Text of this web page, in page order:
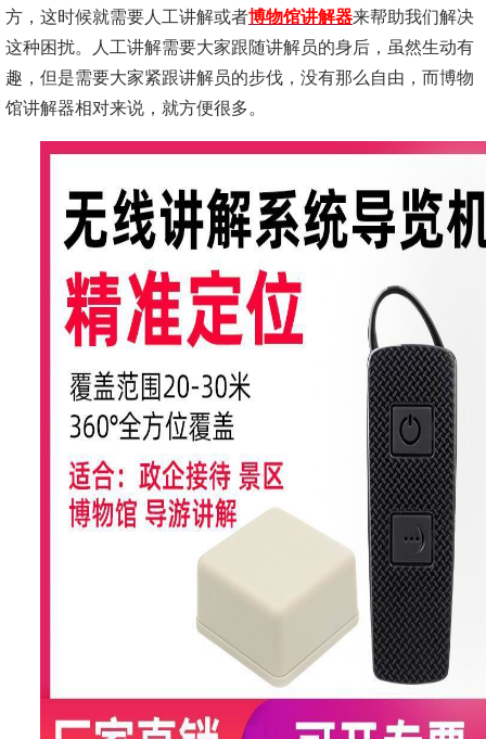
方，这时候就需要人工讲解或者博物馆讲解器来帮助我们解决
这种困扰。人工讲解需要大家跟随讲解员的身后，虽然生动有
趣，但是需要大家紧跟讲解员的步伐，没有那么自由，而博物
馆讲解器相对来说，就方便很多。